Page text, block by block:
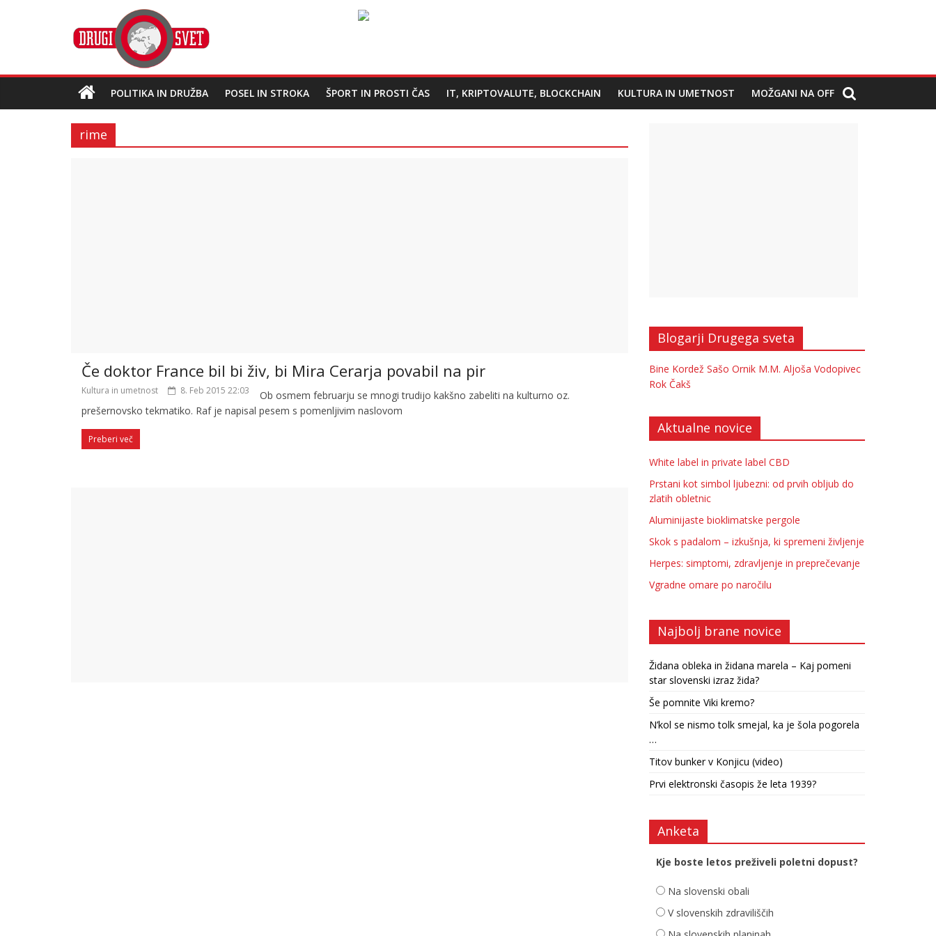
POLITIKA IN DRUŽBA POSEL IN STROKA ŠPORT IN PROSTI ČAS IT, KRIPTOVALUTE, BLOCKCHAIN KULTURA IN UMETNOST MOŽGANI NA OFF
rime
Če doktor France bil bi živ, bi Mira Cerarja povabil na pir
Kultura in umetnost 8. Feb 2015 22:03
Ob osmem februarju se mnogi trudijo kakšno zabeliti na kulturno oz.
prešernovsko tekmatiko. Raf je napisal pesem s pomenljivim naslovom
Preberi več
Blogarji Drugega sveta
Bine Kordež Sašo Ornik M.M. Aljoša Vodopivec
Rok Čakš
Aktualne novice
White label in private label CBD
Prstani kot simbol ljubezni: od prvih obljub do
zlatih obletnic
Aluminijaste bioklimatske pergole
Skok s padalom – izkušnja, ki spremeni življenje
Herpes: simptomi, zdravljenje in preprečevanje
Vgradne omare po naročilu
Najbolj brane novice
Židana obleka in židana marela – Kaj pomeni
star slovenski izraz žida?
Še pomnite Viki kremo?
N’kol se nismo tolk smejal, ka je šola pogorela
…
Titov bunker v Konjicu (video)
Prvi elektronski časopis že leta 1939?
Anketa
Kje boste letos preživeli poletni dopust?
Na slovenski obali
V slovenskih zdraviliščih